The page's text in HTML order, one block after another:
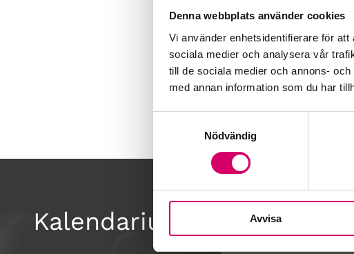
Denna webbplats använder cookies
Vi använder enhetsidentifierare för
sociala medier och analysera vår
till de sociala medier och annons-
med annan information som du har
Nödvändig
Avvisa
Kalendarium